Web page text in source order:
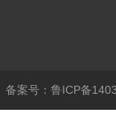
备案号：鲁ICP备